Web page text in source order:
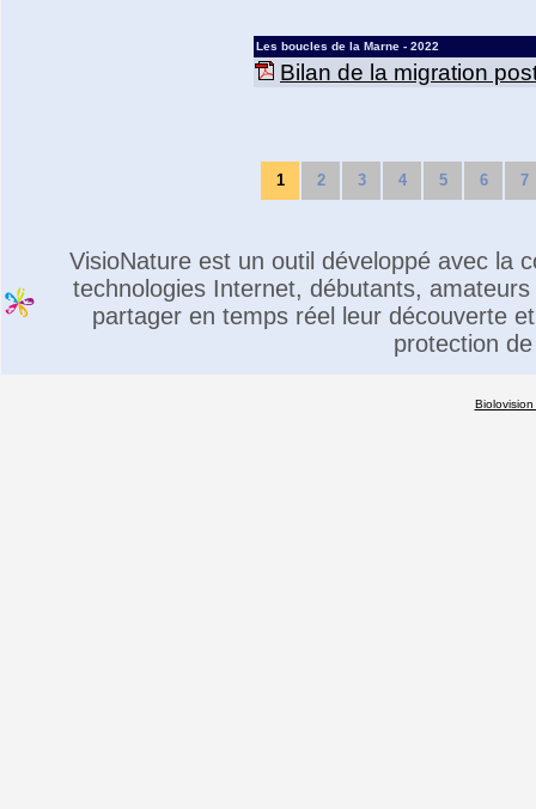
Les boucles de la Marne - 2022
Bilan de la migration
1 2 3 4 5 6 7
VisioNature est un outil développé avec la
technologies Internet, débutants,
partager en temps réel leur découverte
protection
Biolovision